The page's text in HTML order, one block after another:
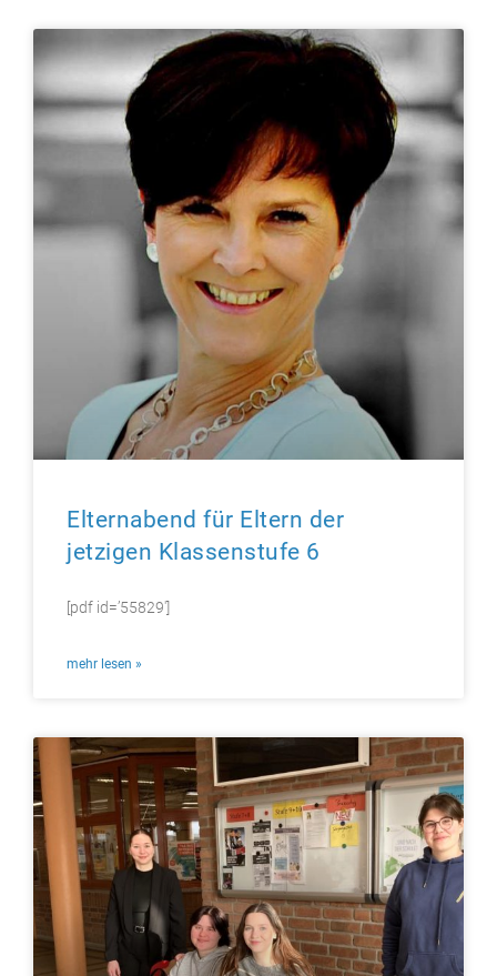
Elternabend für Eltern der
jetzigen Klassenstufe 6
[pdf id=’55829′]
mehr lesen »